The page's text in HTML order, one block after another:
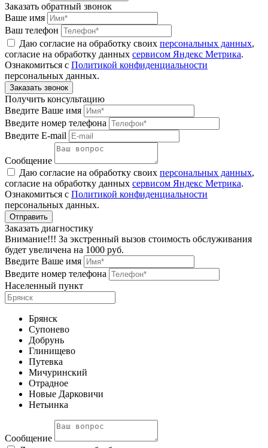
Заказать обратный звонок
Ваше имя
Ваш телефон
Даю согласие на обработку своих персональных данных,
согласие на обработку данных сервисом Яндекс Метрика.
Ознакомиться с Политикой конфиденциальности
персональных данных.
Получить консультацию
Введите Ваше имя
Введите номер телефона
Введите E-mail
Сообщение
Даю согласие на обработку своих персональных данных,
согласие на обработку данных сервисом Яндекс Метрика.
Ознакомиться с Политикой конфиденциальности
персональных данных.
Заказать диагностику
Внимание!!! За экстренный вызов стоимость обслуживания
будет увеличена на 1000 руб.
Введите Ваше имя
Введите номер телефона
Населенный пункт
Брянск
Супонево
Добрунь
Глинищево
Путевка
Мичуринский
Отрадное
Новые Дарковичи
Нетьинка
Сообщение